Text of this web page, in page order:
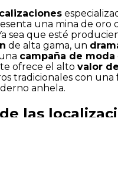
una mina de oro
sea que esté
de alta gama, un
campaña de moda
ofrece el alto valor de
tradicionales con una
anhela.
las
Rechazar